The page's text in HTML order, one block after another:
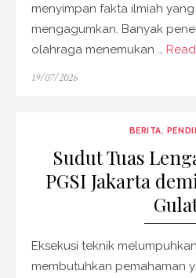
menyimpan fakta ilmiah
mengagumkan. Banyak
olahraga menemukan …
Posted
19/07/2026
BERITA,
Sudut Tuas
PGSI Jakarta
Eksekusi teknik
membutuhkan pemahaman